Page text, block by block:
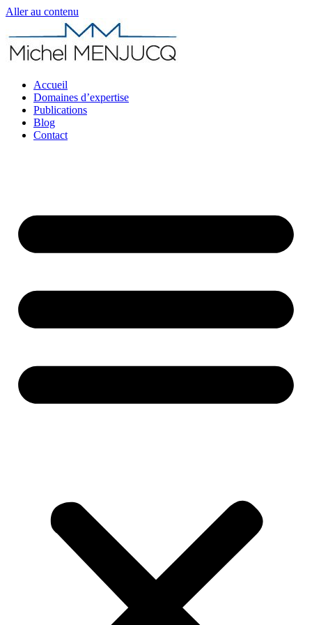
Aller au contenu
Accueil
Domaines d’expertise
Publications
Blog
Contact